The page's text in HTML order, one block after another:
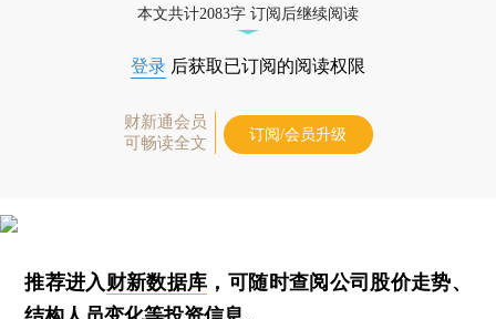
本文共计2083字 订阅后继续阅读
登录 后获取已订阅的阅读权限
财新通会员
可畅读全文
订阅/会员升级
推荐进入财新数据库 ，可随时查阅公司股价走势、